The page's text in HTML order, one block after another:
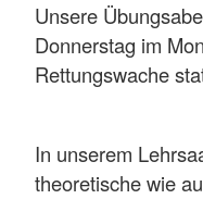
Unsere
Donnerstag im
Rettungswache
In unserem
theoretische wie